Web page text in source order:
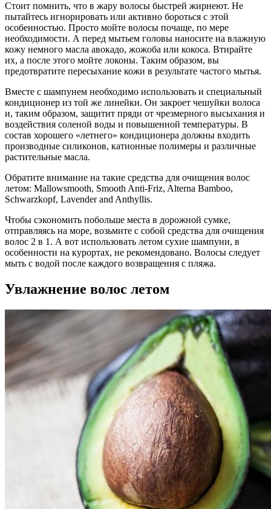
Стоит помнить, что в жару волосы быстрей жирнеют. Не
пытайтесь игнорировать или активно бороться с этой
особенностью. Просто мойте волосы почаще, по мере
необходимости. А перед мытьем головы наносите на влажную
кожу немного масла авокадо, жожоба или кокоса. Втирайте
их, а после этого мойте локоны. Таким образом, вы
предотвратите пересыхание кожи в результате частого мытья.
Вместе с шампунем необходимо использовать и специальный
кондиционер из той же линейки. Он закроет чешуйки волоса
и, таким образом, защитит пряди от чрезмерного высыхания и
воздействия соленой воды и повышенной температуры. В
состав хорошего «летнего» кондиционера должны входить
производные силиконов, катионные полимеры и различные
растительные масла.
Обратите внимание на такие средства для очищения волос
летом: Mallowsmooth, Smooth Anti-Friz, Alterna Bamboo,
Schwarzkopf, Lavender and Anthyllis.
Чтобы сэкономить побольше места в дорожной сумке,
отправляясь на море, возьмите с собой средства для очищения
волос 2 в 1. А вот использовать летом сухие шампуни, в
особенности на курортах, не рекомендовано. Волосы следует
мыть с водой после каждого возвращения с пляжа.
Увлажнение волос летом